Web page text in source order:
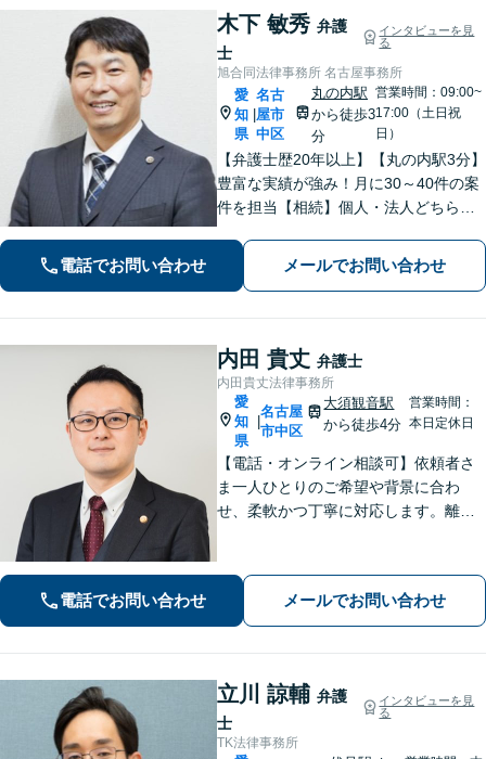
木下 敏秀 弁護
士
インタビューを見
る
旭合同法律事務所 名古屋事務所
愛
知
県
名古
屋市
中区
丸の内駅
から徒歩3
分
営業時間：09:00~
17:00（土日祝
日）
【弁護士歴20年以上】【丸の内駅3分】
豊富な実績が強み！月に30～40件の案
件を担当【相続】個人・法人どちらの
方ともに納得する解決を目指します
【離婚問題】他士業と連携し多角的な
電話でお問い合わせ メールでお問い合わせ
内田 貴丈 弁護士
内田貴丈法律事務所
愛
知
県
|
名古屋
市中区
大須観音駅
から徒歩4分
営業時間：
本日定休日
【電話・オンライン相談可】依頼者さ
ま一人ひとりのご希望や背景に合わ
せ、柔軟かつ丁寧に対応します。離
たします。ご相談ください。【大須観
音駅4分】
電話でお問い合わせ メールでお問い合わせ
立川 諒輔 弁護
士
インタビューを見
る
TK法律事務所